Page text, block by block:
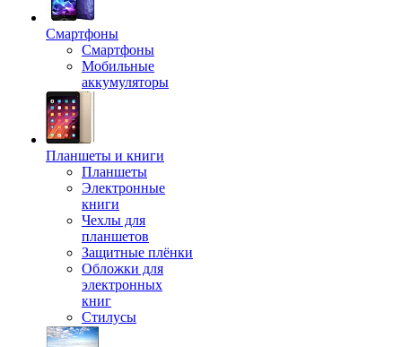
Смартфоны
Смартфоны
Мобильные
аккумуляторы
Планшеты и книги
Планшеты
Электронные
книги
Чехлы для
планшетов
Защитные плёнки
Обложки для
электронных
книг
Стилусы